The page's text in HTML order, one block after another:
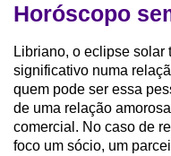
Horóscopo
Libriano, o eclipse solar
significativo numa
quem pode ser essa
de uma relação
comercial. No caso de
foco um sócio, um